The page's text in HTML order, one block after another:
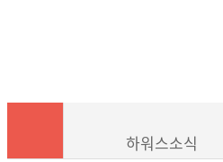
하워스소식